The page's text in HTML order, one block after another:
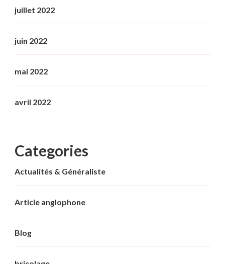
juillet 2022
juin 2022
mai 2022
avril 2022
Categories
Actualités & Généraliste
Article anglophone
Blog